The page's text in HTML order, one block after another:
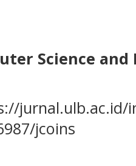
Science
jurnal.ulb.ac.id/
jcoins